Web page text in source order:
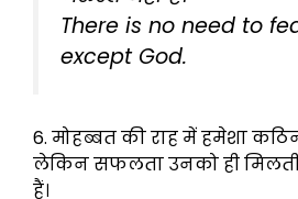
There is no need to
except God.
6. मोहब्बत की राह में हमेशा
लेकिन सफलता उनको ही मिलती
हैं।